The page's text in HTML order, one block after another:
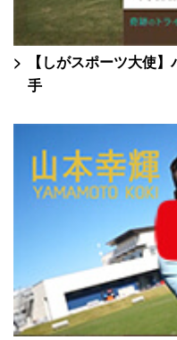
【しがスポーツ大使
手